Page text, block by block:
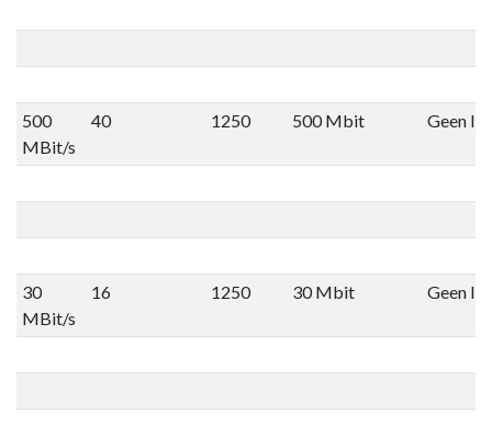
500
MBit/s
40 1250 500 Mbit Geen
30
MBit/s
16 1250 30 Mbit Geen